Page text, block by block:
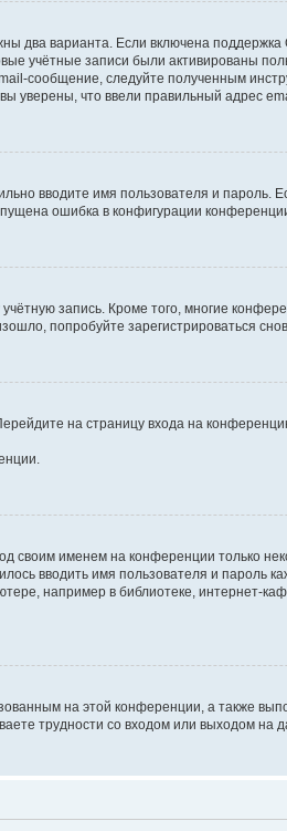
два варианта. Если включена поддержка
учётные записи были активированы
сообщение, следуйте полученным
уверены, что ввели правильный адрес
вводите имя пользователя и
ошибка в конфигурации
запись. Кроме того, многие
попробуйте зарегистрироваться
на страницу входа на
своим именем на конференции только
вводить имя пользователя и пароль
например в библиотеке, интернет-
на этой конференции, а также
трудности со входом или выходом